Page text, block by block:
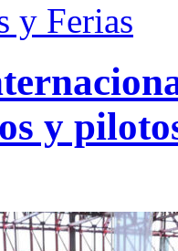
y Ferias
y